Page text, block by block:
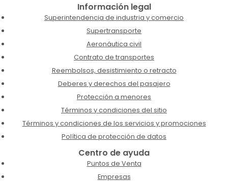
Información legal
Superintendencia de industria y comercio
Supertransporte
Aeronáutica civil
Contrato de transportes
Reembolsos, desistimiento o retracto
Deberes y derechos del pasajero
Protección a menores
Términos y condiciones del sitio
Términos y condiciones de los servicios y promociones
Política de protección de datos
Centro de ayuda
Puntos de Venta
Empresas